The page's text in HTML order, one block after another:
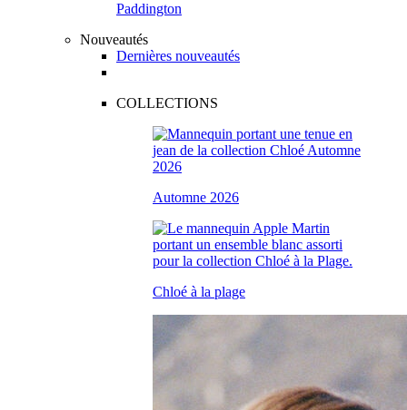
Paddington
Nouveautés
Dernières nouveautés
COLLECTIONS
Automne 2026
Chloé à la plage